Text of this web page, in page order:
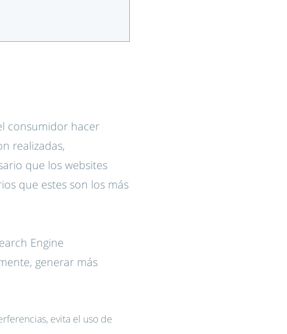
consumidor hacer
realizadas,
que los websites
que estes son los más
Engine
generar más
evita el uso de